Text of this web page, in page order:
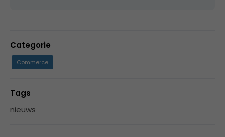
Categorie
Commerce
Tags
nieuws